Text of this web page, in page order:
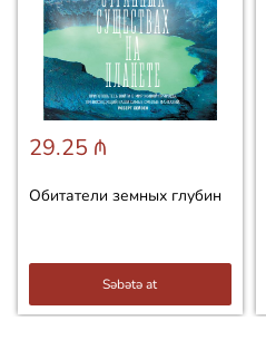
29.25 ₼
Обитатели земных глубин
Səbətə at